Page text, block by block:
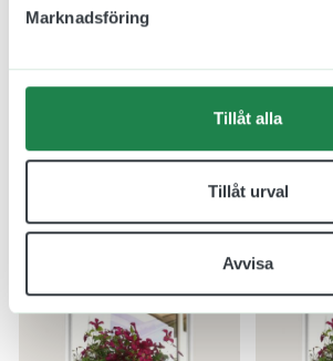
Marknadsföring
Tillåt alla
Tillåt urval
Avvisa
LED-Skylt Crystal Led
LED-
fr.
Inkl. moms